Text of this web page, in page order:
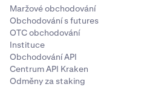
Maržové obchodování
Obchodování s futures
OTC obchodování
Instituce
Obchodování API
Centrum API Kraken
Odměny za staking